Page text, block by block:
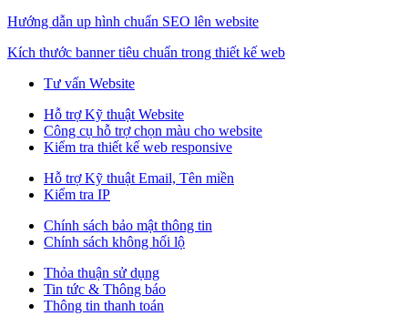
Hướng dẫn up hình chuẩn SEO lên website
Kích thước banner tiêu chuẩn trong thiết kế web
Tư vấn Website
Hỗ trợ Kỹ thuật Website
Công cụ hỗ trợ chọn màu cho website
Kiểm tra thiết kế web responsive
Hỗ trợ Kỹ thuật Email, Tên miền
Kiểm tra IP
Chính sách bảo mật thông tin
Chính sách không hối lộ
Thỏa thuận sử dụng
Tin tức & Thông báo
Thông tin thanh toán